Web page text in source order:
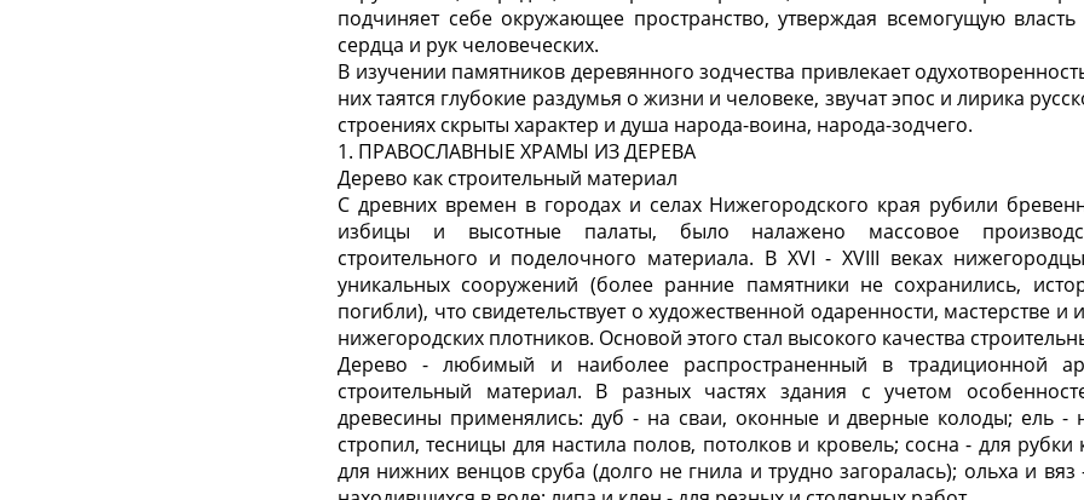
подчиняет себе окружающее пространство, утверждая всемогущую власть
сердца и рук человеческих.
В изучении памятников деревянного зодчества привлекает
них таятся глубокие раздумья о жизни и человеке, звучат эпос и лирика
строениях скрыты характер и душа народа-воина, народа-зодчего.
1. ПРАВОСЛАВНЫЕ ХРАМЫ ИЗ ДЕРЕВА
Дерево как строительный материал
С древних времен в городах и селах Нижегородского края рубили
избицы и высотные палаты, было налажено массовое
строительного и поделочного материала. В XVI - XVIII веках
уникальных сооружений (более ранние памятники не сохранились,
погибли), что свидетельствует о художественной одаренности, мастерстве
нижегородских плотников. Основой этого стал высокого качества
Дерево - любимый и наиболее распространенный в традиционной
строительный материал. В разных частях здания с учетом
древесины применялись: дуб - на сваи, оконные и дверные колоды; ель -
стропил, тесницы для настила полов, потолков и кровель; сосна - для рубки
для нижних венцов сруба (долго не гнила и трудно загоралась); ольха и вяз